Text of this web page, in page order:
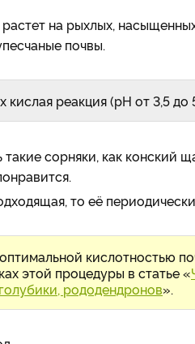
на рыхлых,
почвы.
реакция (pH от 3,5 до
сорняки, как конский
то её
кислотностью
этой процедуры в статье «
рододендронов».